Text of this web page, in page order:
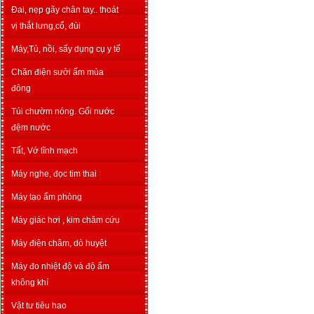
Đai, nẹp gãy chân tay.. thoát
vị thắt lưng,cổ, đùi
Máy,Tủ, nồi, sấy dụng cụ y tế
Chăn điện sưởi ấm mùa
đông
Túi chườm nóng. Gối nước
đệm nước
Tất, Vớ tĩnh mạch
Máy nghe, đọc tim thai
Máy tạo ẩm phòng
Máy giác hơi , kim châm cứu
Máy điện châm, dò huyệt
Máy đo nhiệt độ và độ ẩm
không khí
Vật tư tiêu hao